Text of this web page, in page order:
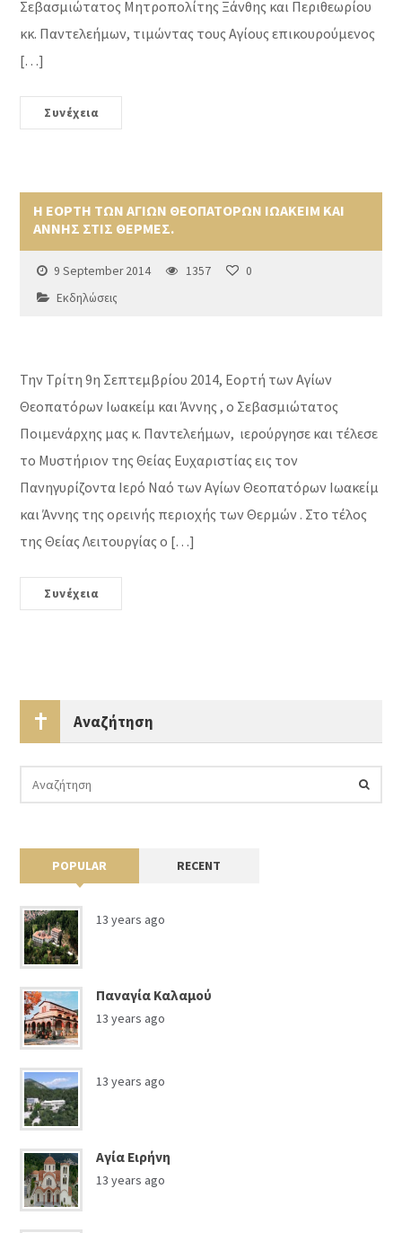
Σεβασμιώτατος Μητροπολίτης Ξάνθης και Περιθεωρίου
κκ. Παντελεήμων, τιμώντας τους Αγίους επικουρούμενος
[…]
Συνέχεια
Η ΕΟΡΤΗ ΤΩΝ ΑΓΙΩΝ ΘΕΟΠΑΤΟΡΩΝ ΙΩΑΚΕΙΜ ΚΑΙ
ΑΝΝΗΣ ΣΤΙΣ ΘΕΡΜΕΣ.
9 September 2014 1357
0
Εκδηλώσεις
Την Τρίτη 9η Σεπτεμβρίου 2014, Εορτή των Αγίων
Θεοπατόρων Ιωακείμ και Άννης , ο Σεβασμιώτατος
Ποιμενάρχης μας κ. Παντελεήμων, ιερούργησε και τέλεσε
το Μυστήριον της Θείας Ευχαριστίας εις τον
Πανηγυρίζοντα Ιερό Ναό των Αγίων Θεοπατόρων Ιωακείμ
και Άννης της ορεινής περιοχής των Θερμών . Στο τέλος
της Θείας Λειτουργίας ο […]
Συνέχεια
Αναζήτηση
POPULAR RECENT
13 years ago
Παναγία Καλαμού
13 years ago
13 years ago
Αγία Ειρήνη
13 years ago